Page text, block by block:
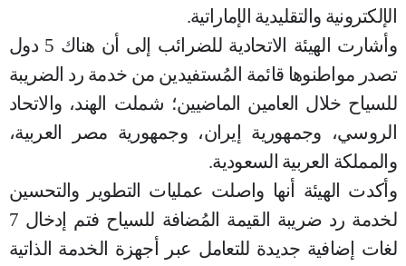
الإلكترونية والتقليدية الإماراتية.
وأشارت الهيئة الاتحادية للضرائب إلى أن هناك 5 دول
تصدر مواطنوها قائمة المُستفيدين من خدمة رد الضريبة
للسياح خلال العامين الماضيين؛ شملت الهند، والاتحاد
الروسي، وجمهورية إيران، وجمهورية مصر العربية،
والمملكة العربية السعودية.
وأكدت الهيئة أنها واصلت عمليات التطوير والتحسين
لخدمة رد ضريبة القيمة المُضافة للسياح فتم إدخال 7
لغات إضافية جديدة للتعامل عبر أجهزة الخدمة الذاتية